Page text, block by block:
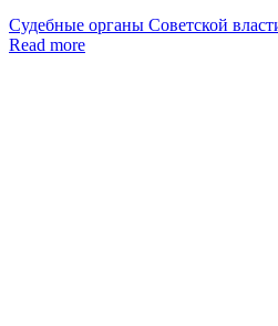
Судебные органы Советской
Read more